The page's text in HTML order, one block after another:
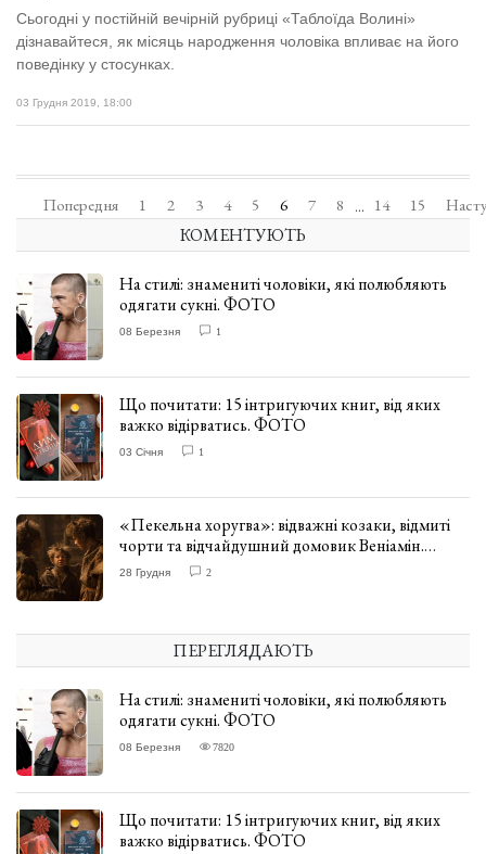
Сьогодні у постійній вечірній рубриці «Таблоїда Волині»
дізнавайтеся, як місяць народження чоловіка впливає на його
поведінку у стосунках.
03 Грудня 2019, 18:00
Попередня 1 2 3 4 5 6 7 8 ... 14 15
КОМЕНТУЮТЬ
На стилі: знамениті чоловіки, які полюбляють
одягати сукні. ФОТО
08 Березня 1
Що почитати: 15 інтригуючих книг, від яких
важко відірватись. ФОТО
03 Січня 1
«Пекельна хоругва»: відважні козаки, відмиті
чорти та відчайдушний домовик Веніамін.
ВІДГУК
28 Грудня 2
ПЕРЕГЛЯДАЮТЬ
На стилі: знамениті чоловіки, які полюбляють
одягати сукні. ФОТО
08 Березня 7820
Що почитати: 15 інтригуючих книг, від яких
важко відірватись. ФОТО